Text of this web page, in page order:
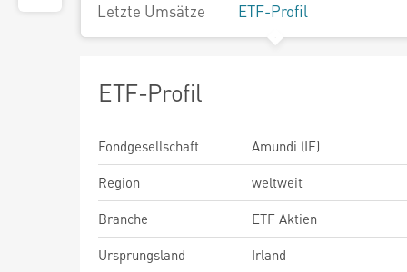
Letzte Umsätze ETF-Profil
ETF-Profil
Fondgesellschaft
Amundi (IE)
Region
weltweit
Branche
ETF Aktien
Ursprungsland
Irland